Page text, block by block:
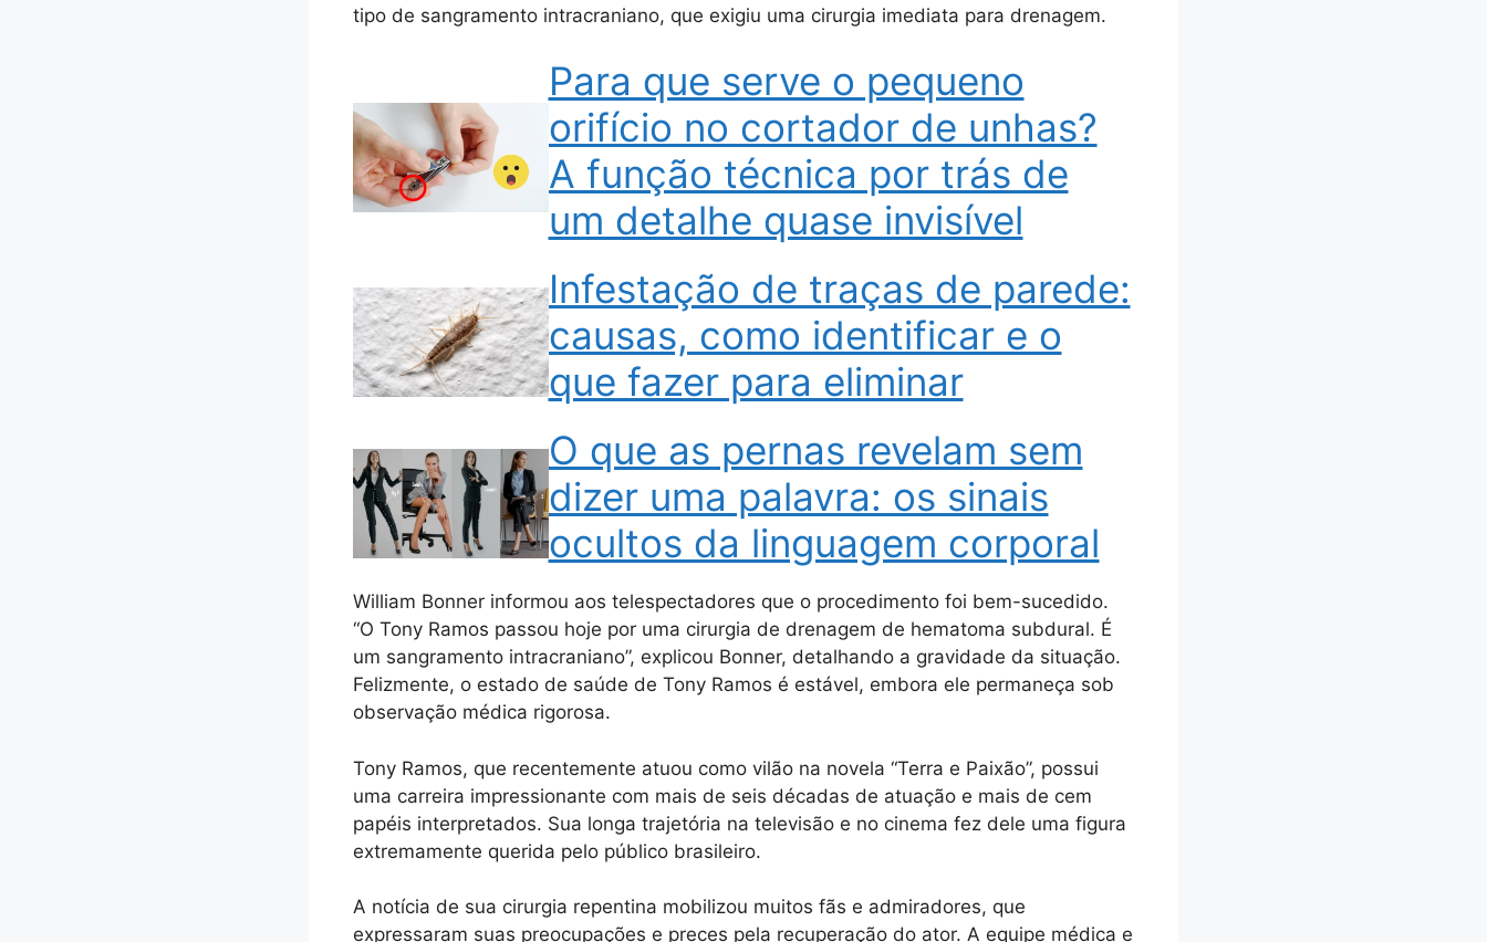
tipo de sangramento intracraniano, que exigiu uma cirurgia imediata para drenagem.
Para que serve o pequeno
orifício no cortador de unhas?
A função técnica por trás de
um detalhe quase invisível
Infestação de traças de parede:
causas, como identificar e o
que fazer para eliminar
O que as pernas revelam sem
dizer uma palavra: os sinais
ocultos da linguagem corporal
William Bonner informou aos telespectadores que o procedimento foi bem-sucedido.
“O Tony Ramos passou hoje por uma cirurgia de drenagem de hematoma subdural. É
um sangramento intracraniano”, explicou Bonner, detalhando a gravidade da situação.
Felizmente, o estado de saúde de Tony Ramos é estável, embora ele permaneça sob
observação médica rigorosa.
Tony Ramos, que recentemente atuou como vilão na novela “Terra e Paixão”, possui
uma carreira impressionante com mais de seis décadas de atuação e mais de cem
papéis interpretados. Sua longa trajetória na televisão e no cinema fez dele uma figura
extremamente querida pelo público brasileiro.
A notícia de sua cirurgia repentina mobilizou muitos fãs e admiradores, que
expressaram suas preocupações e preces pela recuperação do ator. A equipe médica e